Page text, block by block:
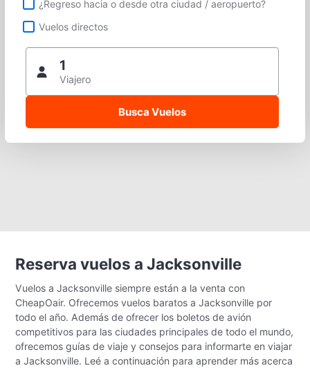
¿Regreso hacia o desde otra ciudad / aeropuerto?
Vuelos directos
1
Viajero
Reserva vuelos a Jacksonville
Vuelos a Jacksonville siempre están a la venta con
CheapOair. Ofrecemos vuelos baratos a Jacksonville por
todo el año. Además de ofrecer los boletos de avión
competitivos para las ciudades principales de todo el mundo,
ofrecemos guías de viaje y consejos para informarte en viajar
a Jacksonville. Leé a continuación para aprender más acerca